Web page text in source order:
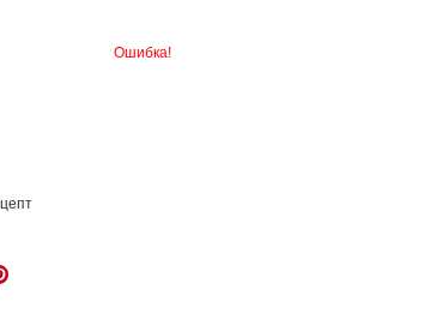
Ошибка!